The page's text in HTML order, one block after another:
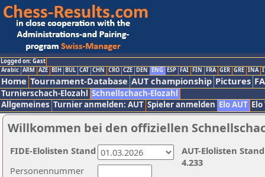
Logged on: Gast
Arabic ARM AZE BIH BUL CAT CHN CRO CZE DEN ENG ESP FAI FIN FRA GER GRE INA
Home Tournament-Database AUT championship Pictures
Turnierschach-Elozahl Schnellschach-Elozahl
Allgemeines Turnier anmelden: AUT Spieler anmelden Elo AUT
Willkommen bei den offiziellen
Personennummer
AUT-Elolisten
4.233
FIDE-Elolisten Stand